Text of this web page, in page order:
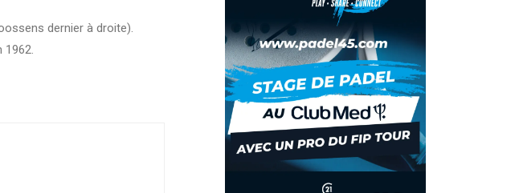
dernier à droite).
1962.